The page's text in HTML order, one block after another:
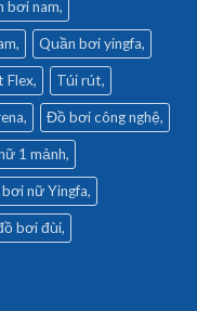
bơi nam
Quần bơi yingfa
Flex Túi rút
Đồ bơi công nghệ
1 mảnh
nữ Yingfa
bơi đùi